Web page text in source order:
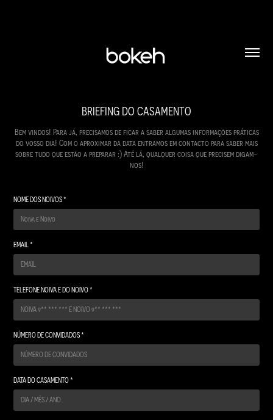
BRIEFING DO CASAMENTO
Bem vindos! Para já, precisamos de ficar a saber algumas informações práticas
do vosso dia! Com o aproximar da data entramos em contacto para saber mais
sobre tudo que estão a preparar :) Até lá, qualquer coisa que precisem digam-
nos!
NOME DOS NOIVOS *
EMAIL *
TELEFONE NOIVA E DO NOIVO *
NÚMERO DE CONVIDADOS *
DATA DO CASAMENTO *